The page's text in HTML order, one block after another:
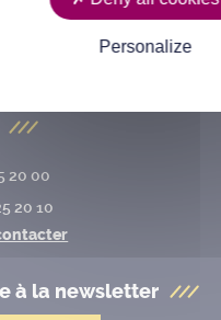
l’Hôtel-de-Ville
Herblain cedex
20 00
20 10
à la newsletter
Personalize